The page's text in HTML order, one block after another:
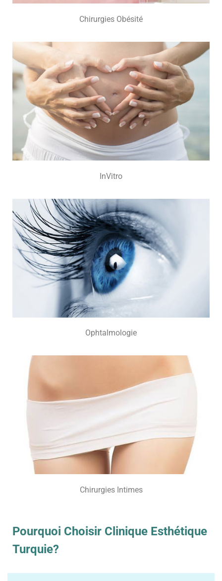
Chirurgies Obésité
InVitro
Ophtalmologie
Chirurgies Intimes
Pourquoi Choisir Clinique Esthétique
Turquie?